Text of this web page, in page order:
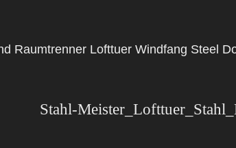
Raumtrenner Lofttuer Windfang Steel